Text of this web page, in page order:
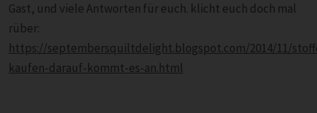
Gast, und viele Antworten für euch. klicht euch doch mal
rüber:
https://septembersquiltdelight.blogspot.com/2014/11/
kaufen-darauf-kommt-es-an.html